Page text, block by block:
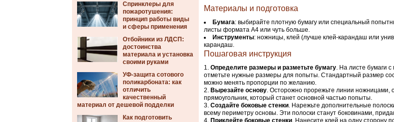
Спринклеры для
пожаротушения:
принцип работы виды
и сферы применения
Отбойники из ЛДСП:
достоинства
материала и установка
своими руками
УФ-защита сотового
поликарбоната: как
отличить
качественный
материал от дешевой подделки
Как подготовить
Материалы и подготовка
Бумага: выбирайте плотную бумагу или специальный
листы формата А4 или чуть больше.
Инструменты: ножницы, клей (лучше клей-карандаш или
карандаш.
Пошаговая инструкция
Определите размеры и разметьте бумагу. На листе бумаги
отметьте нужные размеры для попыты. Стандартный размер
можно менять пропорции по желанию.
Вырезайте основу. Осторожно прорежьте линии ножницами,
прямоугольник, который станет основной частью попыты.
Создайте боковые стенки. Нарежьте дополнительные
всему периметру основы. Эти полоски станут боковинами,
Приклейте боковые стенки. Нанесите клей на одну сторону